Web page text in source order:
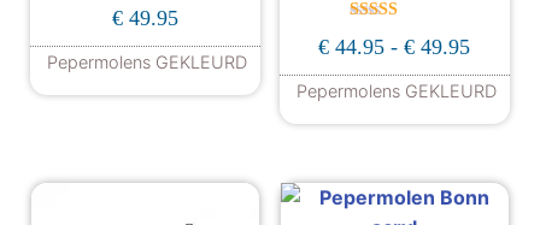
€ 49.95
Pepermolens GEKLEURD
d
uit 5
€ 44.95 - € 49.95
Pepermolens GEKLEURD
Dit product